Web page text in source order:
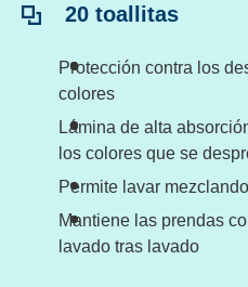
Contenido:
20 toallitas
Protección contra los
colores
Lámina de alta
los colores que se
Permite lavar
Mantiene las prendas
lavado tras lavado